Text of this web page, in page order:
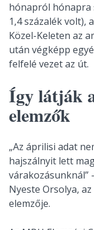
hónapról hónapra
1,4 százalék volt),
Közel-Keleten az
után végképp
felfelé vezet az út.
Így látják
elemzők
„Az áprilisi adat
hajszálnyit lett
várakozásunknál”
Nyeste Orsolya,
elemzője.